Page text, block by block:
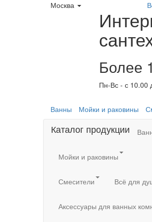
Москва
Более
Пн-Вс - с 10.00
Ванны Мойки и раковины
Каталог продукции
Мойки и раковины
Смесители Всё для
Аксессуары для ванных